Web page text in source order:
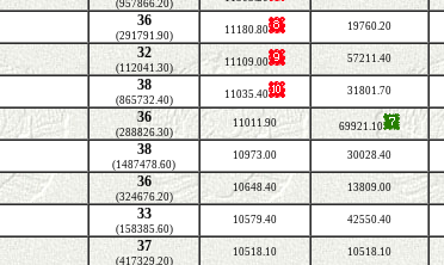
(957866.20)
36
(291791.90) 11180.80 19760.20
32
(112041.30) 11109.00 57211.40
38
(865732.40) 11035.40 31801.70
36
(288826.30)
11011.90 69921.10
38
(1487478.60)
10973.00 30028.40
36
(324676.20)
10648.40 13809.00
33
(158385.60)
10579.40 42550.40
37
(417329.20)
10518.10 10518.10